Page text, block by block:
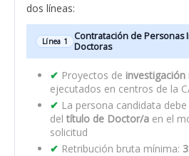
dos líneas:
Línea 1
Contratación de Personas
Doctoras
Proyectos de investigación
ejecutados en centros de la
La persona candidata
deltítulo de Doctor/a en el
solicitud
Retribución bruta mínima: